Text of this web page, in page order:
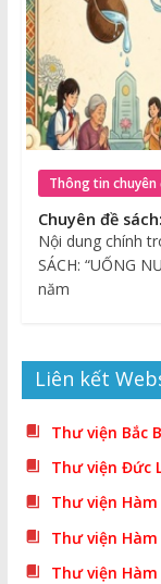
Thông tin chuyên
Chuyên đề
Nội dung chính
SÁCH: “UỐNG
năm
Liên kết
Thư viện Bắc
Thư viện Đức
Thư viện
Thư viện
Thư viện